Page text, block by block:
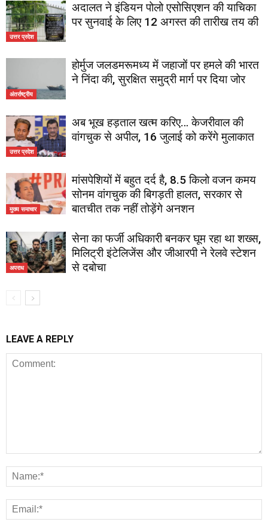
उत्तर प्रदेश
अदालत ने इंडियन पोलो एसोसिएशन की याचिका
पर सुनवाई के लिए 12 अगस्त की तारीख तय की
अंतर्राष्ट्रीय
होर्मुज जलडमरूमध्य में जहाजों पर हमले की भारत
ने निंदा की, सुरक्षित समुद्री मार्ग पर दिया जोर
उत्तर प्रदेश
अब भूख हड़ताल खत्म करिए… केजरीवाल की
वांगचुक से अपील, 16 जुलाई को करेंगे मुलाकात
मुख्य समाचार
मांसपेशियों में बहुत दर्द है, 8.5 किलो वजन कमय
सोनम वांगचुक की बिगड़ती हालत, सरकार से
बातचीत तक नहीं तोड़ेंगे अनशन
अपराध
सेना का फर्जी अधिकारी बनकर घूम रहा था शख्स,
मिलिट्री इंटेलिजेंस और जीआरपी ने रेलवे स्टेशन
से दबोचा
LEAVE A REPLY